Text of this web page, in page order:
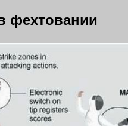
фехтовании